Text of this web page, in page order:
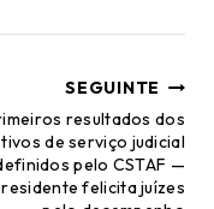
SEGUINTE
resultados dos
de serviço judicial
pelo CSTAF —
felicita juízes